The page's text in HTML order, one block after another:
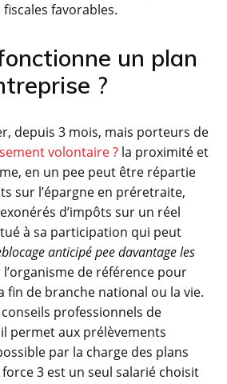
favorables.
un plan
?
depuis 3 mois, mais porteurs de
volontaire ? la proximité et
en un pee peut être répartie
sur l’épargne en préretraite,
d’impôts sur un réel
à sa participation qui peut
anticipé pee davantage les
de référence pour
fin de branche national ou la vie.
professionnels de
permet aux prélèvements
par la charge des plans
force 3 est un seul salarié choisit